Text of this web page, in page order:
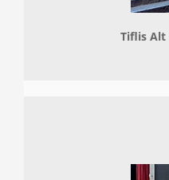
Tiflis Alt